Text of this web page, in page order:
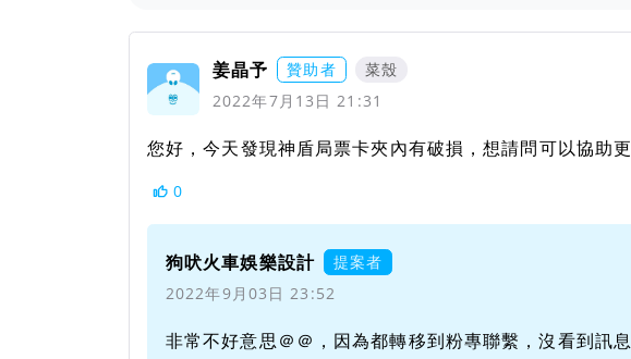
姜晶予 贊助者
菜殼
2022年7月13日 21:31
您好，今天發現神盾局票卡夾內有破損，想請問可以協助
0
狗吠火車娛樂設計
提案者
2022年9月03日 23:52
非常不好意思＠＠，因為都轉移到粉專聯繫，沒看到訊